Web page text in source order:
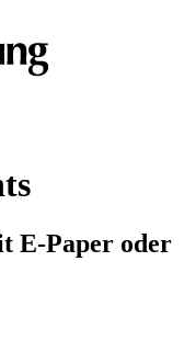
E-Paper oder